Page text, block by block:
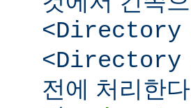
전에 처리한